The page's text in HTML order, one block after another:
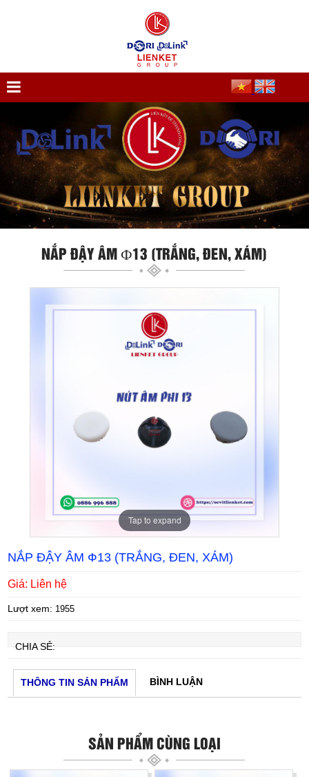
NẮP ĐẬY ÂM Ф13 (TRẮNG, ĐEN, XÁM)
Tap to expand
NẮP ĐẬY ÂM Ф13 (TRẮNG, ĐEN, XÁM)
Giá: Liên hệ
Lượt xem: 1955
CHIA SẺ:
THÔNG TIN SẢN PHẨM BÌNH LUẬN
SẢN PHẨM CÙNG LOẠI